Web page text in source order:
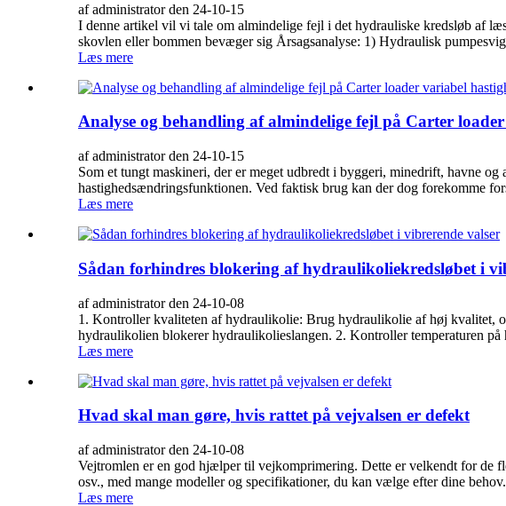
af administrator den 24-10-15
I denne artikel vil vi tale om almindelige fejl i det hydrauliske kredsløb af
skovlen eller bommen bevæger sig Årsagsanalyse: 1) Hydraulisk
Læs mere
Analyse og behandling af almindelige fejl på Carter
af administrator den 24-10-15
Som et tungt maskineri, der er meget udbredt i byggeri, minedrift, havne
hastighedsændringsfunktionen. Ved faktisk brug kan der dog forekomme
Læs mere
Sådan forhindres blokering af hydraulikoliekredsløbet i
af administrator den 24-10-08
1. Kontroller kvaliteten af ​​hydraulikolie: Brug hydraulikolie af høj kvalitet,
hydraulikolien blokerer hydraulikolieslangen. 2. Kontroller temperaturen
Læs mere
Hvad skal man gøre, hvis rattet på vejvalsen er defekt
af administrator den 24-10-08
Vejtromlen er en god hjælper til vejkomprimering. Dette er velkendt for de
osv., med mange modeller og specifikationer, du kan vælge efter dine
Læs mere